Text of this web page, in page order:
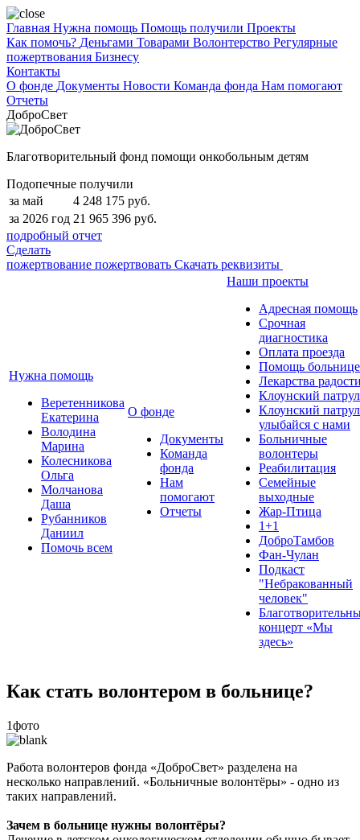
Главная Нужна помощь Помощь получили Проекты
Как помочь? Деньгами Товарами Волонтерство Регулярные
пожертвования Бизнесу
Контакты
О фонде Документы Новости Команда фонда Нам помогают
Отчеты
ДоброСвет
Благотворительный фонд помощи онкобольным детям
Подопечные получили
за май
4 248 175 руб.
за 2026 год 21 965 396 руб.
подробный отчет
Сделать
пожертвование пожертвовать Скачать реквизиты
Нужна помощь
Веретенникова
Екатерина
Володина
Марина
Колесникова
Ольга
Молчанова
Даша
Рубанников
Даниил
Помочь всем
О фонде
Документы
Команда
фонда
Нам
помогают
Отчеты
Наши проекты
Адресная помощь
Срочная
диагностика
Оплата проезда
Помощь больнице
Лекарства
Клоунский
Клоунский
улыбайся с нами
Больничные
волонтеры
Реабилитация
Семейные
выходные
Жар-Птица
1+1
ДоброТамбов
Фан-Чулан
Подкаст
"Небракованный
человек"
концерт «Мы
здесь»
Как стать волонтером в больнице?
1фото
Работа волонтеров фонда «ДоброСвет» разделена на
несколько направлений. «Больничные волонтёры» - одно из
таких направлений.
Зачем в больнице нужны волонтёры?